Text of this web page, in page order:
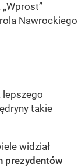
Nawrockiego
lepszego
takie
widział
prezydentów